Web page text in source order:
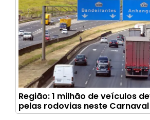
Região: 1 milhão de veículos
pelas rodovias neste Carnaval